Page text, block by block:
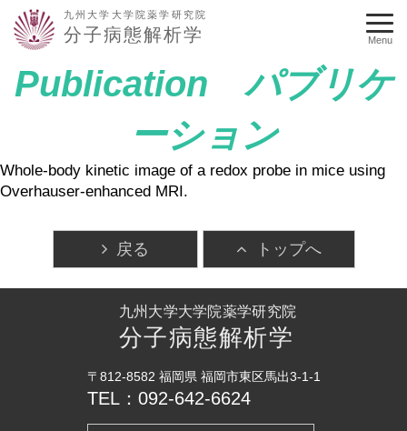
九州大学大学院薬学研究院
分子病態解析学 Menu
Publication パブリケ
ーション
Whole-body kinetic image of a redox probe in mice using
Overhauser-enhanced MRI.
戻る トップへ
九州大学大学院薬学研究院
分子病態解析学
〒812-8582 福岡県 福岡市東区馬出3-1-1
TEL：092-642-6624